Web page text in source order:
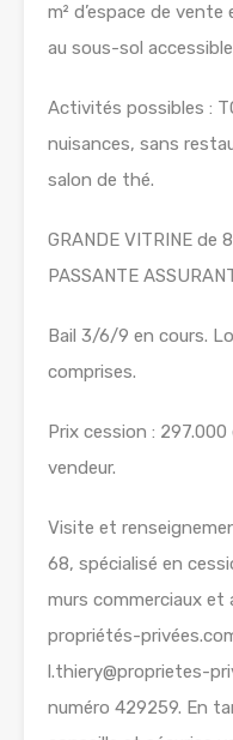
m² d’espace de
au sous-sol
Activités possibles :
nuisances, sans
salon de thé.
GRANDE VITRINE de
PASSANTE
Bail 3/6/9 en cours.
comprises.
Prix cession :
vendeur.
Visite et
68, spécialisé en
murs commerciaux et
propriétés-
l.thiery@proprietes-
numéro 429259. En